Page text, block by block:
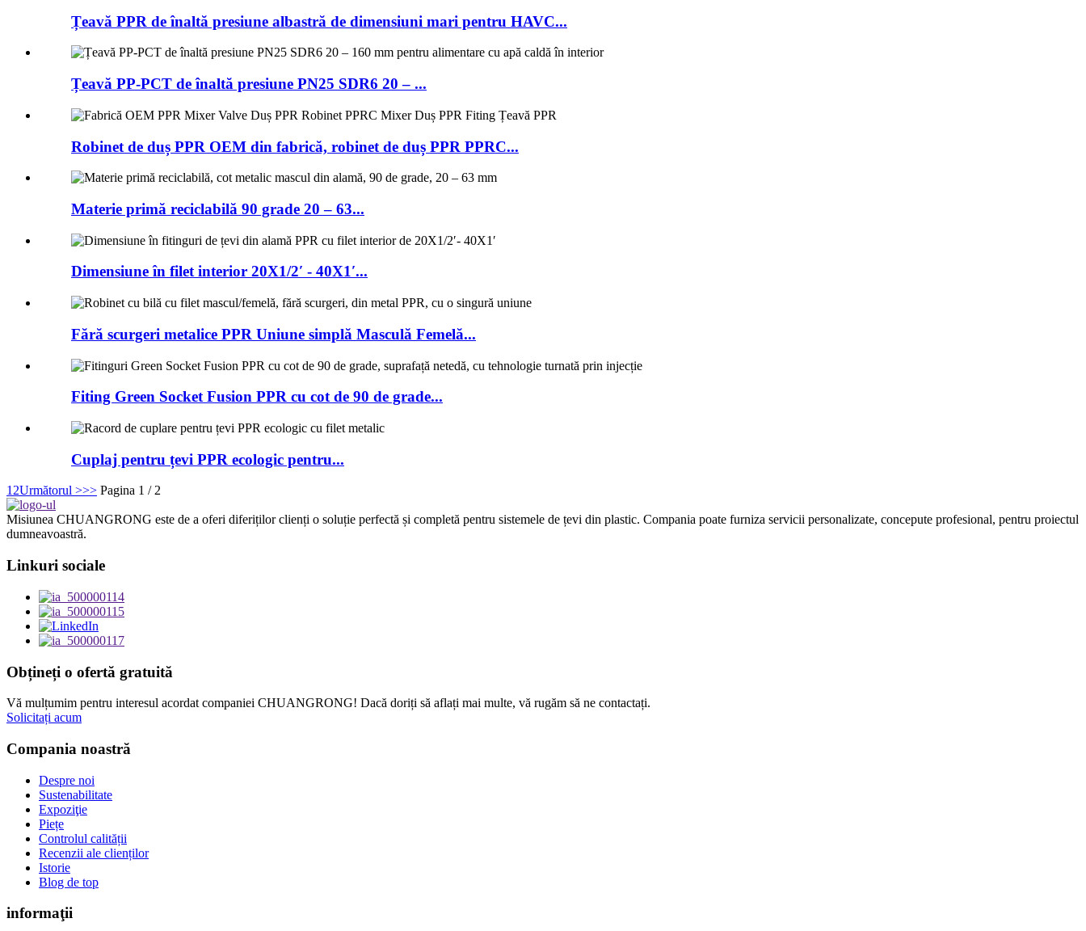
Țeavă PPR de înaltă presiune albastră de dimensiuni mari pentru HAVC...
Țeavă PP-PCT de înaltă presiune PN25 SDR6 20 – ...
Robinet de duș PPR OEM din fabrică, robinet de duș PPR PPRC...
Materie primă reciclabilă 90 grade 20 – 63...
Dimensiune în filet interior 20X1/2′ - 40X1′...
Fără scurgeri metalice PPR Uniune simplă Masculă Femelă...
Fiting Green Socket Fusion PPR cu cot de 90 de grade...
Cuplaj pentru țevi PPR ecologic pentru...
12Următorul >>> Pagina 1 / 2
Misiunea CHUANGRONG este de a oferi diferiților clienți o soluție perfectă și completă pentru sistemele de țevi din plastic. Compania poate furniza servicii personalizate, concepute profesional, pentru proiectul
dumneavoastră.
Linkuri sociale
Obțineți o ofertă gratuită
Vă mulțumim pentru interesul acordat companiei CHUANGRONG! Dacă doriți să aflați mai multe, vă rugăm să ne contactați.
Solicitați acum
Compania noastră
Despre noi
Sustenabilitate
Expoziţie
Piețe
Controlul calității
Recenzii ale clienților
Istorie
Blog de top
informaţii